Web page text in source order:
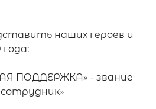
наших героев и
ПОДДЕРЖКА» - звание